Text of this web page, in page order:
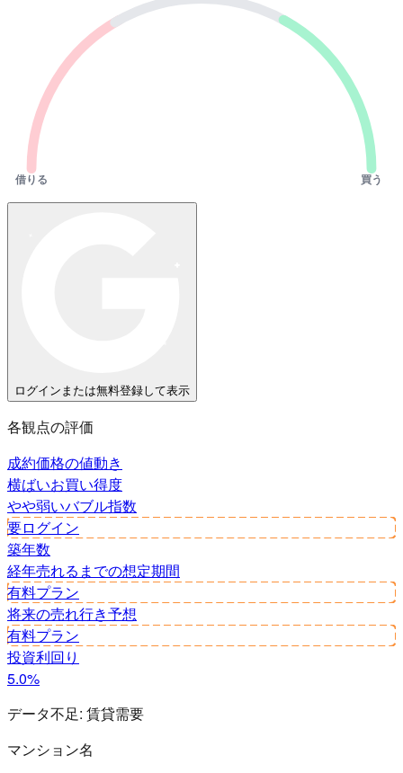
借りる 買う
ログインまたは無料登録して表示
各観点の評価
成約価格の値動き
横ばいお買い得度
やや弱いバブル指数
要ログイン
築年数
経年売れるまでの想定期間
有料プラン
将来の売れ行き予想
有料プラン
投資利回り
5.0%
データ不足: 賃貸需要
マンション名